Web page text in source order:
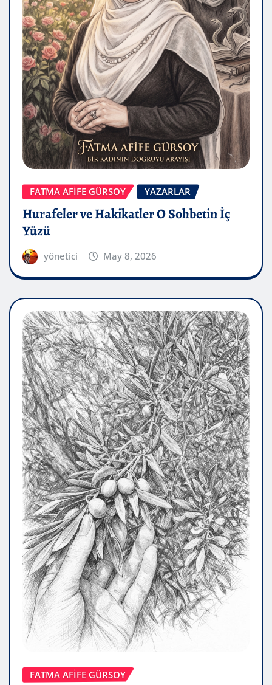
FATMA AFİFE GÜRSOY YAZARLAR
Hurafeler ve Hakikatler O Sohbetin İç
Yüzü
yönetici May 8, 2026
FATMA AFİFE GÜRSOY